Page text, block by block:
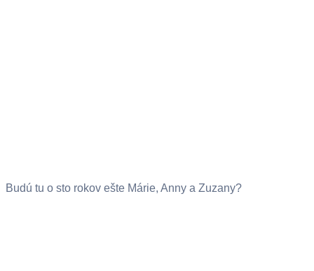
Budú tu o sto rokov ešte Márie, Anny a Zuzany?